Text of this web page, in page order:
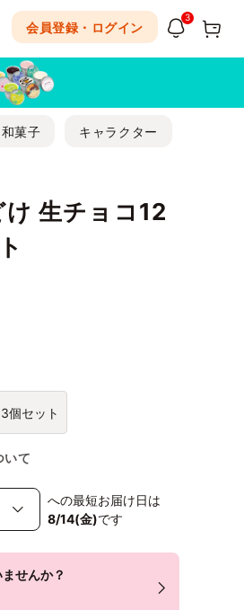
会員登録・ログイン
3
和菓子 キャラクター
生チョコ12
3個セット
いて
への最短お届け日は
8/14(金)です
せんか？